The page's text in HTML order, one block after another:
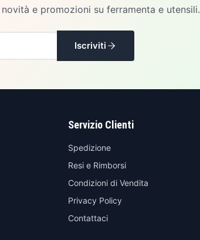
e promozioni su ferramenta e utensili.
Iscriviti
Servizio Clienti
Spedizione
Resi e Rimborsi
Condizioni di Vendita
Privacy Policy
Contattaci